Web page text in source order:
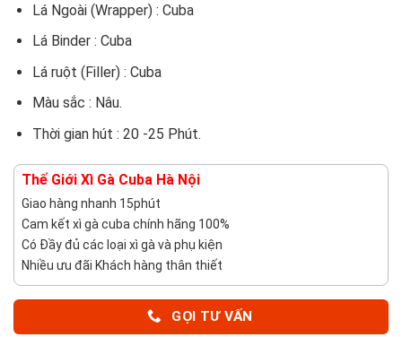
Lá Ngoài (Wrapper) : Cuba
Lá Binder : Cuba
Lá ruột (Filler) : Cuba
Màu sắc : Nâu.
Thời gian hút : 20 -25 Phút.
Thế Giới Xì Gà Cuba Hà Nội
Giao hàng nhanh 15phút
Cam kết xì gà cuba chính hãng 100%
Có Đầy đủ các loại xì gà và phụ kiện
Nhiều ưu đãi Khách hàng thân thiết
GỌI TƯ VẤN